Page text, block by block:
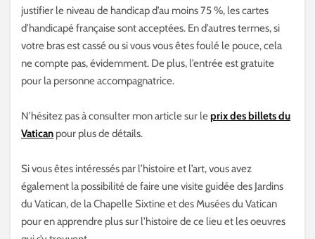
justifier le niveau de handicap d’au moins 75 %, les cartes
d’handicapé française sont acceptées. En d’autres termes, si
votre bras est cassé ou si vous vous êtes foulé le pouce, cela
ne compte pas, évidemment. De plus, l’entrée est gratuite
pour la personne accompagnatrice.
N’hésitez pas à consulter mon article sur leprix des billets du
Vatican pour plus de détails.
Si vous êtes intéressés par l’histoire et l’art, vous avez
également la possibilité de faire une visite guidée des Jardins
du Vatican, de la Chapelle Sixtine et des Musées du Vatican
pour en apprendre plus sur l’histoire de ce lieu et les oeuvres